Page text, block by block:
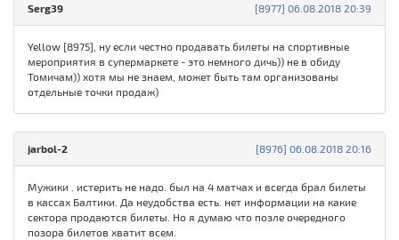
[8977] 06.08.2018 20:39
Serg39
Yellow [8975], ну если честно продавать билеты на спортивные
мероприятия в супермаркете - это немного дичь)) не в обиду
Томичам)) хотя мы не знаем, может быть там организованы
отдельные точки продаж)
[8976] 06.08.2018 20:16
jarbol-2
Мужики . истерить не надо. был на 4 матчах и всегда брал билеты
в кассах Балтики. Да неудобства есть. нет информации на какие
сектора продаются билеты. Но я думаю что позле очередного
позора билетов хватит всем.